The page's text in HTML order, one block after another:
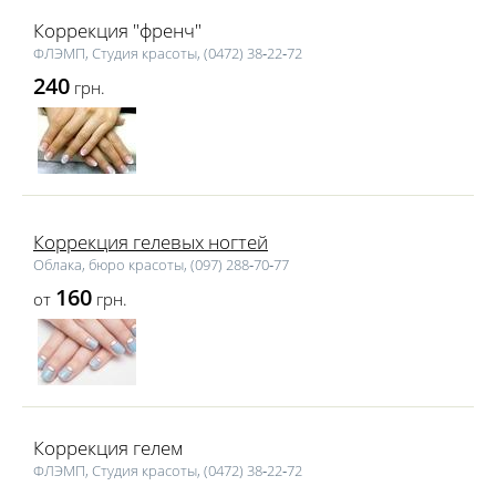
Коррекция "френч"
ФЛЭМП, Студия красоты, (0472) 38‑22‑72
240 грн.
Коррекция гелевых ногтей
Облака, бюро красоты, (097) 288‑70‑77
от 160 грн.
Коррекция гелем
ФЛЭМП, Студия красоты, (0472) 38‑22‑72